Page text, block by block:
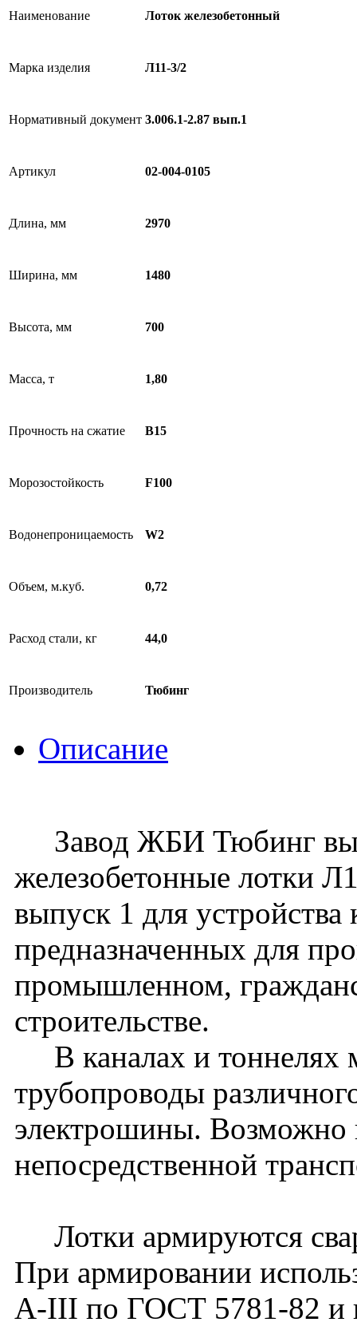
Наименование Лоток железобетонный
Марка изделия Л11-3/2
Нормативный документ 3.006.1-2.87 вып.1
Артикул 02-004-0105
Длина, мм 2970
Ширина, мм 1480
Высота, мм 700
Масса, т 1,80
Прочность на сжатие B15
Морозостойкость F100
Водонепроницаемость W2
Объем, м.куб. 0,72
Расход стали, кг 44,0
Производитель Тюбинг
Описание
Завод ЖБИ Тюбинг
железобетонные лотки
выпуск 1 для устройства
предназначенных для
промышленном,
строительстве.
В каналах и тоннелях
трубопроводы
электрошины. Возможно
непосредственной
Лотки армируются
При армировании
А-III по ГОСТ 5781-82 и